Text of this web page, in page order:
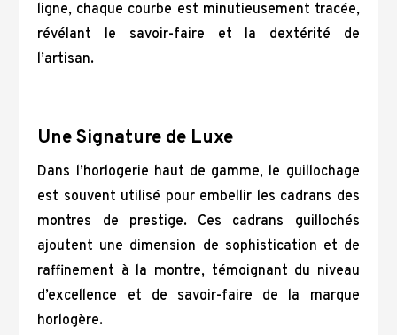
ligne, chaque courbe est minutieusement tracée,
révélant le savoir-faire et la dextérité de
l’artisan.
Une Signature de Luxe
Dans l’horlogerie haut de gamme, le guillochage
est souvent utilisé pour embellir les cadrans des
montres de prestige. Ces cadrans guillochés
ajoutent une dimension de sophistication et de
raffinement à la montre, témoignant du niveau
d’excellence et de savoir-faire de la marque
horlogère.